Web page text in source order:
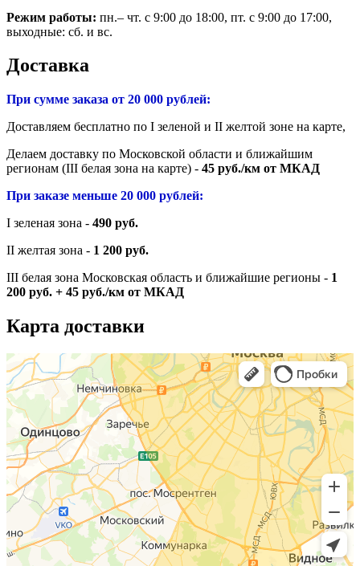
Режим работы: пн.– чт. с 9:00 до 18:00, пт. с 9:00 до 17:00,
выходные: сб. и вс.
Доставка
При сумме заказа от 20 000 рублей:
Доставляем бесплатно по I зеленой и II желтой зоне на карте,
Делаем доставку по Московской области и ближайшим
регионам (III белая зона на карте) - 45 руб./км от МКАД
При заказе меньше 20 000 рублей:
I зеленая зона - 490 руб.
II желтая зона - 1 200 руб.
III белая зона Московская область и ближайшие регионы - 1
200 руб. + 45 руб./км от МКАД
Карта доставки